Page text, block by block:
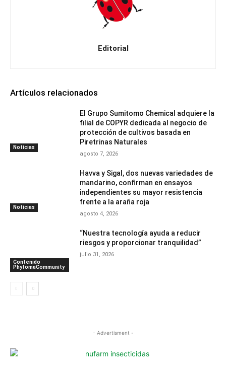
Editorial
Artículos relacionados
Noticias
El Grupo Sumitomo Chemical adquiere la
filial de COPYR dedicada al negocio de
protección de cultivos basada en
Piretrinas Naturales
agosto 7, 2026
Noticias
Havva y Sigal, dos nuevas variedades de
mandarino, confirman en ensayos
independientes su mayor resistencia
frente a la araña roja
agosto 4, 2026
Contenido
PhytomaCommunity
“Nuestra tecnología ayuda a reducir
riesgos y proporcionar tranquilidad”
julio 31, 2026
- Advertisment -